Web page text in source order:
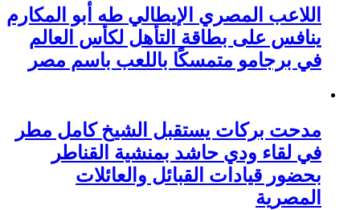
اللاعب المصري الإيطالي طه أبو المكارم
ينافس على بطاقة التأهل لكأس العالم
في برجامو متمسكًا باللعب باسم مصر
مدحت بركات يستقبل الشيخ كامل مطر
في لقاء ودي حاشد بمنشية القناطر
بحضور قيادات القبائل والعائلات
المصرية